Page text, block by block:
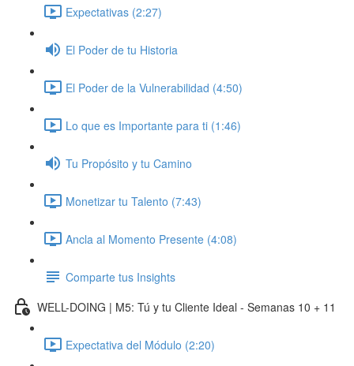
Expectativas (2:27)
El Poder de tu Historia
El Poder de la Vulnerabilidad (4:50)
Lo que es Importante para ti (1:46)
Tu Propósito y tu Camino
Monetizar tu Talento (7:43)
Ancla al Momento Presente (4:08)
Comparte tus Insights
WELL-DOING | M5: Tú y tu Cliente Ideal - Semanas 10 + 11
Expectativa del Módulo (2:20)